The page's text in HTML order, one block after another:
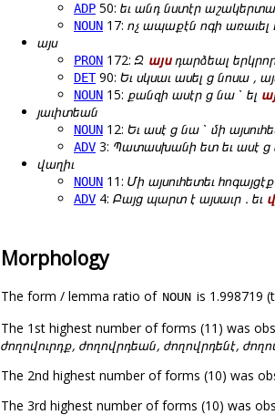
ADP 50: եւ անդ նստէր
NOUN 17: ոչ ապաքէն ոգի առաւել
այս
PRON 172:Զ այսդարձեալ
DET90: Եւ սկսաւ ասել ց նոսա ,
NOUN 15: քանզի ասէր ց նա ՝ ել
յաւիտեան
NOUN 12: Եւ ասէ ց նա ՝ մի
ADV 3: Պատասխանի ետ եւ ասէ ց
վաղիւ
NOUN 11: Մի այսուհետեւ
ADV 4: Բայց պարտ է այսաւր . եւ
Morphology
The form / lemma ratio of NOUN is 1.998719
The 1st highest number of forms (11) was
ժողովուրդք, ժողովրդեան, ժողովրդենէ,
The 2nd highest number of forms (10) was
The 3rd highest number of forms (10) was